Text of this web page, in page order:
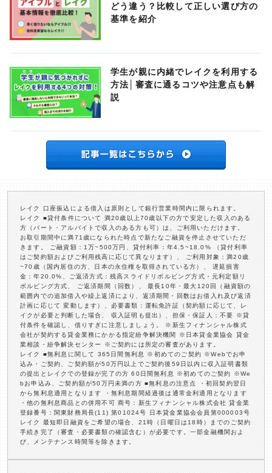
どう違う？比較して正しい選び方の
基準を紹介
学生が親に内緒でレイクを利用する
方法│審査に通るコツや注意点も解
説
レイク 口座振込による借入は原則として銀行営業時間内に限られます。
レイク ■貸付条件について 満20歳以上70歳以下の方で安定した収入のある
方（パート・アルバイトで収入のある方も可）は、ご利用いただけます。
お取引期間中に満71歳になられた時点で新たなご融資を停止させていただ
きます。 ご融資額：1万~500万円、貸付利率：年4.5~18.0% （貸付利率
はご契約額およびご利用残高に応じて異なります）、 ご利用対象：満20歳
~70歳（国内居住の方、日本の永住権を取得されている方）、 遅延損害
金：年20.0%、ご返済方式：残高スライドリボルビング方式・元利定額リ
ボルビング方式、 ご返済期間（回数）、 最長10年・最大120回（融資額の
範囲内での追加借入や繰上返済により、返済期間・回数はお借入れ及び返済
計画に応じて 変動します）、必要書類：運転免許証（契約額に応じて、レ
イクが必要と判断した場合、 収入証明も提出）、担保・保証人：不要 ※貸
付条件を確認し、借りすぎに注意しましょう。 ※新生フィナンシャル株式
会社が契約する貸金業務にかかる指定紛争解決機関 ※日本貸金業協会 貸金
業相談・紛争解決センター ※ご契約には所定の審査があります。
レイク ■無利息に関して 365日間無利息 ※初めてのご契約 ※Webでお申
込み・ご契約、ご契約額が50万円以上でご契約後59日以内に収入証明書類
の提出とレイクでの登録が完了の方 60日間無利息 ※初めてのご契約 ※We
bお申込み、ご契約額が50万円未満の方 ■無利息の注意点 ・初回契約翌日
から無利息適用となります ・無利息期間経過後は通常金利適用となります
・他の無利息商品との併用不可 商号：新生フィナンシャル株式会社 貸金業
登録番号：関東財務局長(11) 第01024号 日本貸金業協会会員第000003号
レイク 最短即日融資をご希望の場合、21時（日曜日は18時）までのご契約
手続き完了（審査・必要書類の確認含む）が必要です。一部金融機関およ
び、メンテナンス時間等を除きます。